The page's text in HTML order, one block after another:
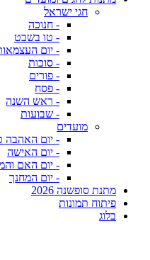
חגי ישראל
- חנוכה
- טו בשבט
- יום העצמאות
- סוכות
- פורים
- פסח
- ראש השנה
- שבועות
מועדים
- יום האהבה
- יום האישה
- יום האם
- יום המחנך
מתנת סופשנה 2026
פיתוח תמונות
בלוג